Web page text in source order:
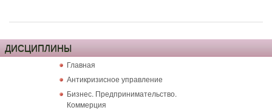
ДИСЦИПЛИНЫ
Главная
Антикризисное управление
Бизнес. Предпринимательство.
Коммерция